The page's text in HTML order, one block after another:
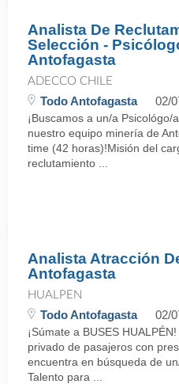
Analista De
Selección -
Antofagasta
ADECCO CHILE
Todo Antofagasta 02/
¡Buscamos a un/a Psicológo/
nuestro equipo minería de
time (42 horas)!Misión del
reclutamiento ...
Analista Atracción
Antofagasta
HUALPEN
Todo Antofagasta 02/
¡Súmate a BUSES
privado de pasajeros con
encuentra en búsqueda de
Talento para ...